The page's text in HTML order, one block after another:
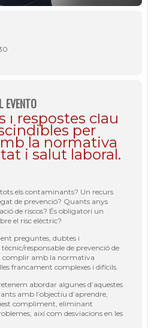
EVENTO
i respostes clau
per
la normativa
i salut laboral.
els contaminants? Un recurs
de prevenció? Quants anys
de riscos? És obligatori un
el risc elèctric?
preguntes, dubtes i
responsable de prevenció de
complir amb la normativa
francament complexes i difícils.
abordar algunes d’aquestes
amb l’objectiu d’aprendre,
compliment, eliminant
així com desviacions en les